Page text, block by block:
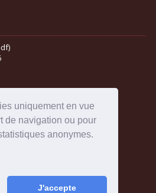
uniquement en vue
de navigation ou pour
anonymes.
J'accepte